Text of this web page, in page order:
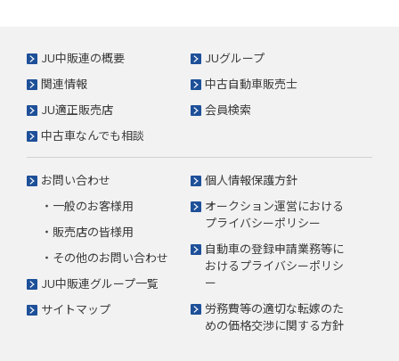
JU中販連の概要
JUグループ
関連情報
中古自動車販売士
JU適正販売店
会員検索
中古車なんでも相談
お問い合わせ
・一般のお客様用
・販売店の皆様用
・その他のお問い合わせ
JU中販連グループ一覧
サイトマップ
個人情報保護方針
オークション運営における
プライバシーポリシー
自動車の登録申請業務等に
おけるプライバシーポリシ
ー
労務費等の適切な転嫁のた
めの価格交渉に関する方針